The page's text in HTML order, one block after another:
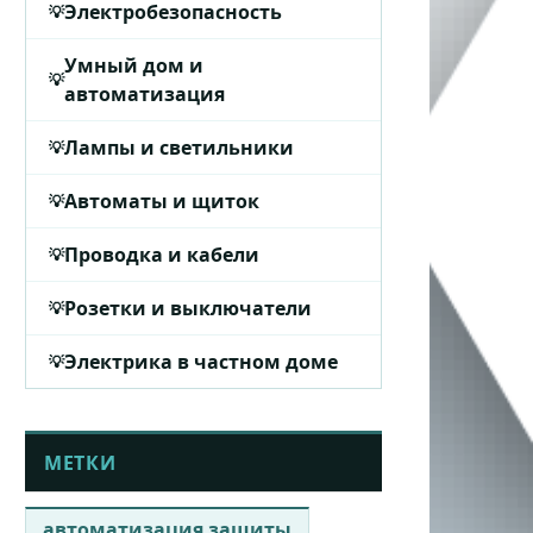
Электробезопасность
Умный дом и
автоматизация
Лампы и светильники
Автоматы и щиток
Проводка и кабели
Розетки и выключатели
Электрика в частном доме
МЕТКИ